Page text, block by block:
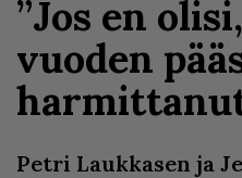
”Jos en
vuoden
Petri Laukkasen ja